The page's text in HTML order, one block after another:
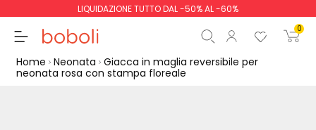
LIQUIDAZIONE TUTTO DAL -50% AL -60%
0
Home Neonata Giacca in maglia reversibile per
neonata rosa con stampa floreale